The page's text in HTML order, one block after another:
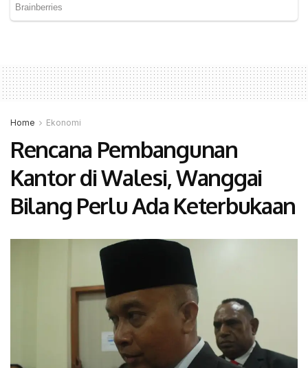
Home Ekonomi
Rencana Pembangunan
Kantor di Walesi, Wanggai
Bilang Perlu Ada Keterbukaan